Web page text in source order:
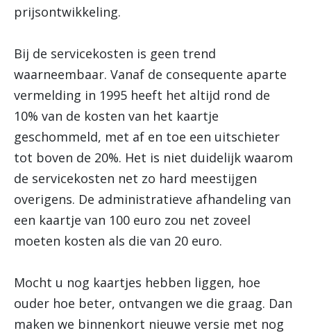
prijsontwikkeling.
Bij de servicekosten is geen trend
waarneembaar. Vanaf de consequente aparte
vermelding in 1995 heeft het altijd rond de
10% van de kosten van het kaartje
geschommeld, met af en toe een uitschieter
tot boven de 20%. Het is niet duidelijk waarom
de servicekosten net zo hard meestijgen
overigens. De administratieve afhandeling van
een kaartje van 100 euro zou net zoveel
moeten kosten als die van 20 euro.
Mocht u nog kaartjes hebben liggen, hoe
ouder hoe beter, ontvangen we die graag. Dan
maken we binnenkort nieuwe versie met nog